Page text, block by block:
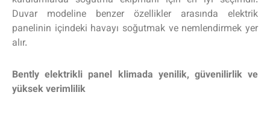
Duvar modeline benzer özellikler arasında elektrik
panelinin içindeki havayı soğutmak ve nemlendirmek yer
alır.
Bently elektrikli panel klimada yenilik, güvenilirlik ve
yüksek verimlilik